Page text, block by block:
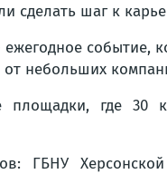
сделать шаг к
событие,
небольших
где 30
ГБНУ